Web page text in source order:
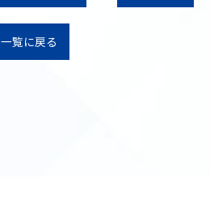
一覧に戻る